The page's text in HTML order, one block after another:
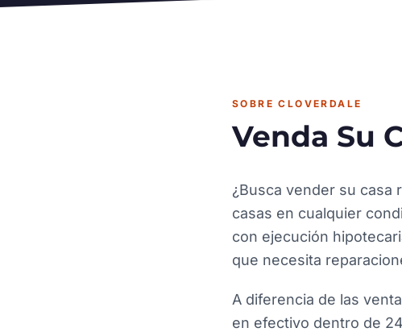
SOBRE CLOVERDALE
Venda Su
¿Busca vender su casa
casas en cualquier
con ejecución
que necesita
A diferencia de las
en efectivo dentro de